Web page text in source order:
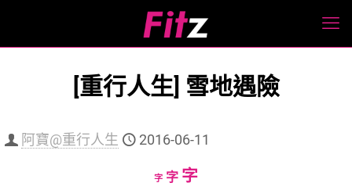
[重行人生] 雪地遇險
阿寶@重行人生 2016-06-11
字Decrease
字Reset
字Increase